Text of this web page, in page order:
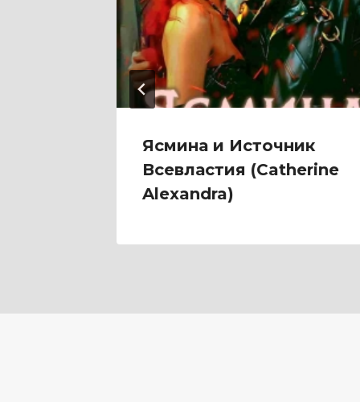
Ясмина и Источник
Всевластия (Catherine
Alexandra)